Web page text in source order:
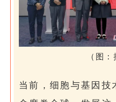
（图
当前，细胞与基因技